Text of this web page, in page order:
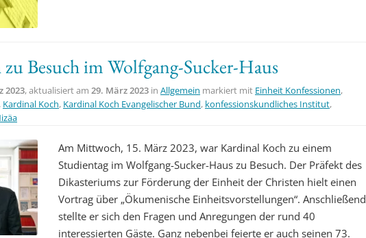
Besuch im Wolfgang-Sucker-Haus
2023, aktualisiert am 29. März 2023 in Allgemein markiert mit Einheit Konfessionen,
, Kardinal Koch, Kardinal Koch Evangelischer Bund, konfessionskundliches Institut,
Am Mittwoch, 15. März 2023, war Kardinal Koch zu einem
Studientag im Wolfgang-Sucker-Haus zu Besuch. Der Präfekt des
Dikasteriums zur Förderung der Einheit der Christen hielt einen
Vortrag über „Ökumenische Einheitsvorstellungen“. Anschließend
stellte er sich den Fragen und Anregungen der rund 40
interessierten Gäste. Ganz nebenbei feierte er auch seinen 73.